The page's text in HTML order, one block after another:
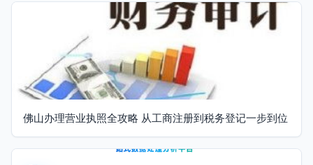
佛山办理营业执照全攻略 从工商注册到税务登记一步到位